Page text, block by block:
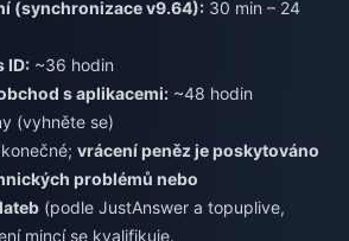
(synchronizace v9.64): 30 min – 24
ID: ~36 hodin
s aplikacemi: ~48 hodin
(vyhněte se)
vrácení peněz je poskytováno
problémů nebo
(podle JustAnswer a topuplive,
mincí se kvalifikuje.